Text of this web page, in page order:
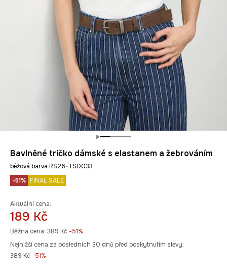
Bavlněné tričko dámské s elastanem a žebrováním
béžová barva RS26-TSD033
-51% FINAL SALE
Aktuální cena:
189 Kč
Běžná cena: 389 Kč -51%
Nejnižší cena za posledních 30 dnů před poskytnutím slevy:
389 Kč -51%